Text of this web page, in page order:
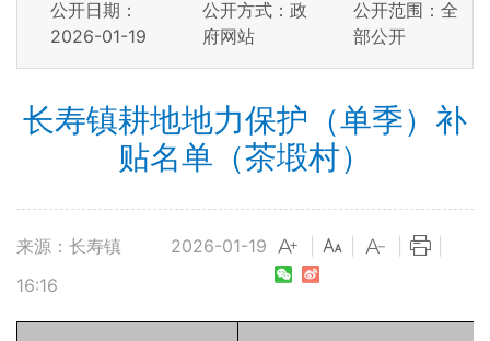
公开日期：
2026-01-19
公开方式：政
府网站
公开范围：全
部公开
长寿镇耕地地力保护（单季）补
贴名单（茶塅村）
来源：长寿镇
2026-01-19
16:16